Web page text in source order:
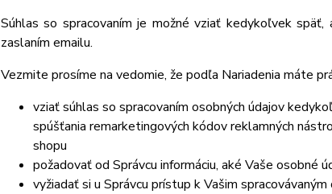
Súhlas so spracovaním je možné vziať kedykoľvek späť,
zaslaním emailu.
Vezmite prosíme na vedomie, že podľa Nariadenia máte
vziať súhlas so spracovaním osobných údajov
spúšťania remarketingových kódov reklamných
shopu
požadovať od Správcu informáciu, aké Vaše osobné
vyžiadať si u Správcu prístup k Vašim